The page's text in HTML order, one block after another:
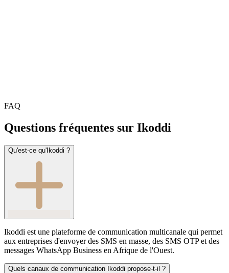
FAQ
Questions fréquentes sur Ikoddi
Qu'est-ce qu'Ikoddi ?
Ikoddi est une plateforme de communication multicanale qui permet
aux entreprises d'envoyer des SMS en masse, des SMS OTP et des
messages WhatsApp Business en Afrique de l'Ouest.
Quels canaux de communication Ikoddi propose-t-il ?